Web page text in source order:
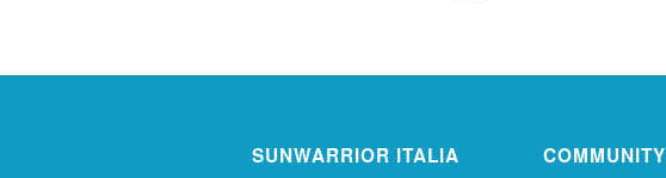
SUNWARRIOR ITALIA COMMUNITY